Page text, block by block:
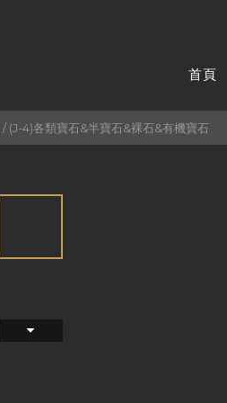
首頁
/(J-4)各類寶石&半寶石&裸石&有機寶石